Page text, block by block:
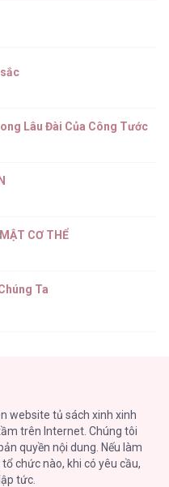
Lâu Đài Của Công Tước
CƠ THỂ
Ta
website tủ sách xinh xinh
trên Internet. Chúng tôi
quyền nội dung. Nếu làm
chức nào, khi có yêu cầu,
tức.